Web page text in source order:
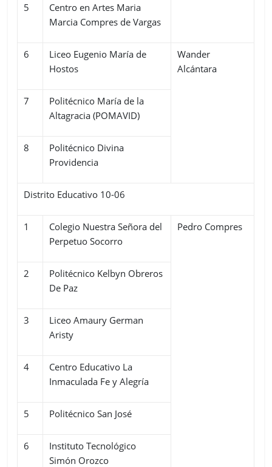
5
Centro en Artes Maria
Marcia Compres de Vargas
6
Liceo Eugenio María de
Hostos
Wander
Alcántara
7
Politécnico María de la
Altagracia (POMAVID)
8
Politécnico Divina
Providencia
Distrito Educativo 10-06
1
Colegio Nuestra Señora del
Perpetuo Socorro
Pedro Compres
2
Politécnico Kelbyn Obreros
De Paz
3
Liceo Amaury German
Aristy
4
Centro Educativo La
Inmaculada Fe y Alegría
5 Politécnico San José
6
Instituto Tecnológico
Simón Orozco